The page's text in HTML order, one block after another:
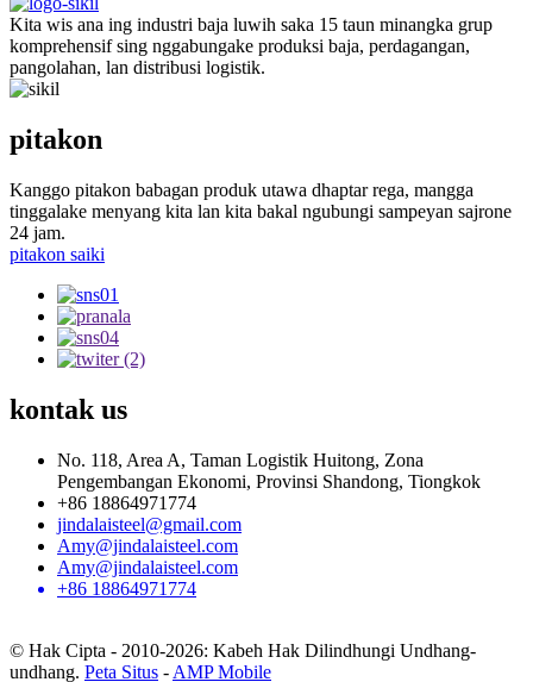
Kita wis ana ing industri baja luwih saka 15 taun minangka grup
komprehensif sing nggabungake produksi baja, perdagangan,
pangolahan, lan distribusi logistik.
pitakon
Kanggo pitakon babagan produk utawa dhaptar rega, mangga
tinggalake menyang kita lan kita bakal ngubungi sampeyan sajrone
24 jam.
pitakon saiki
kontak us
No. 118, Area A, Taman Logistik Huitong, Zona
Pengembangan Ekonomi, Provinsi Shandong, Tiongkok
+86 18864971774
jindalaisteel@gmail.com
Amy@jindalaisteel.com
Amy@jindalaisteel.com
+86 18864971774
© Hak Cipta - 2010-2026: Kabeh Hak Dilindhungi Undhang-
undhang. Peta Situs - AMP Mobile